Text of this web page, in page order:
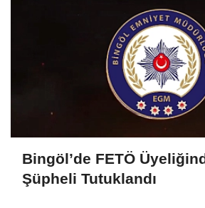
Bingöl’de FETÖ
Şüpheli Tutuklandı